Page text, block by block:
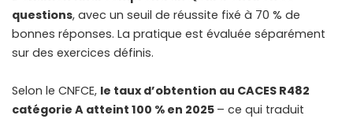
questions, avec un seuil de réussite fixé à 70 % de
bonnes réponses. La pratique est évaluée séparément
sur des exercices définis.
Selon le CNFCE, le taux d’obtention au CACES R482
catégorie A atteint 100 % en 2025 – ce qui traduit